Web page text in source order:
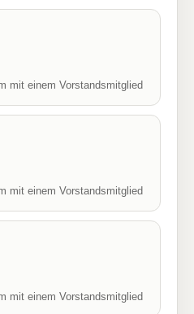
mit einem Vorstandsmitglied
mit einem Vorstandsmitglied
mit einem Vorstandsmitglied